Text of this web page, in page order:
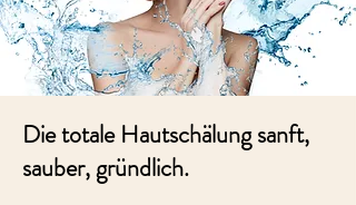
Die totale Hautschälung sanft,
sauber, gründlich.